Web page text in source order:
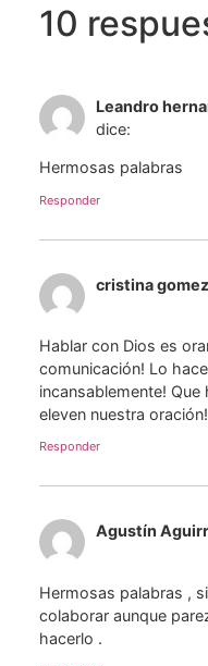
10
Leandro
dice:
Hermosas palabras
Responder
cristina gomez
Hablar con Dios es
comunicación! Lo
incansablemente!
eleven nuestra
Responder
Agustín
Hermosas palabras ,
colaborar aunque
hacerlo .